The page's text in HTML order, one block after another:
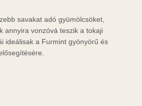
savakat adó gyümölcsöket,
annyira vonzóvá teszik a tokaji
ideálisak a Furmint gyönyörű és